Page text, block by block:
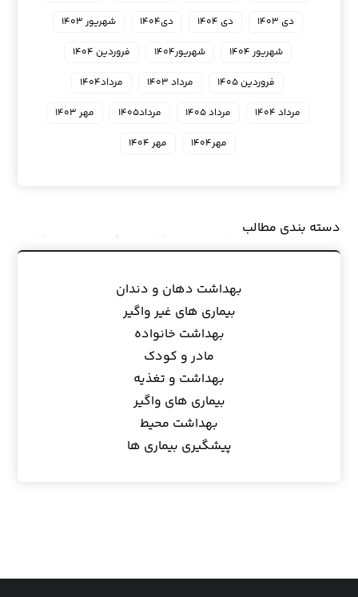
دی ۱۴۰۳ دی ۱۴۰۴ دی۱۴۰۴
شهریور ۱۴۰۳
شهریور ۱۴۰۴
شهریور۱۴۰۴
فروردین ۱۴۰۴
فروردین ۱۴۰۵
مرداد ۱۴۰۳
مرداد۱۴۰۴
مرداد ۱۴۰۴
مرداد ۱۴۰۵ مرداد۱۴۰۵
مهر ۱۴۰۳
مهر۱۴۰۴
مهر ۱۴۰۴
دسته بندی مطالب
بهداشت دهان و دندان
بیماری های غیر واگیر
بهداشت خانواده
مادر و کودک
بهداشت و تغذیه
بیماری های واگیر
بهداشت محیط
پیشگیری بیماری ها